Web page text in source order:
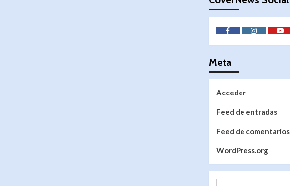
Meta
Acceder
Feed de entradas
Feed de comentarios
WordPress.org